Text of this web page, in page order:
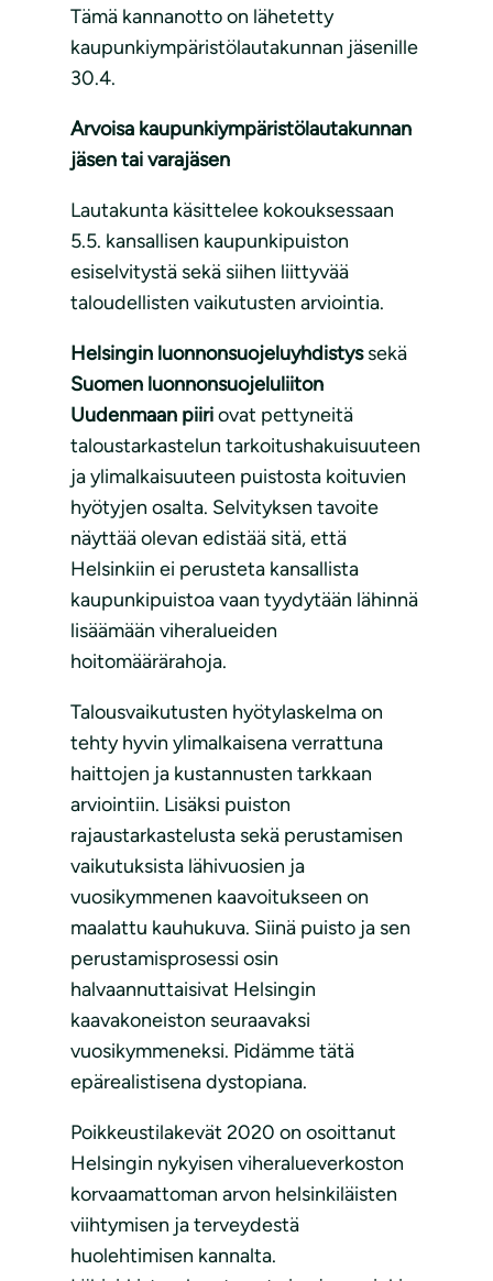
Tämä kannanotto on lähetetty
kaupunkiympäristölautakunnan jäsenille
30.4.
Arvoisa kaupunkiympäristölautakunnan
jäsen tai varajäsen
Lautakunta käsittelee kokouksessaan
5.5. kansallisen kaupunkipuiston
esiselvitystä sekä siihen liittyvää
taloudellisten vaikutusten arviointia.
Helsingin luonnonsuojeluyhdistyssekä
Suomen luonnonsuojeluliiton
Uudenmaan piiriovat pettyneitä
taloustarkastelun tarkoitushakuisuuteen
ja ylimalkaisuuteen puistosta koituvien
hyötyjen osalta. Selvityksen tavoite
näyttää olevan edistää sitä, että
Helsinkiin ei perusteta kansallista
kaupunkipuistoa vaan tyydytään lähinnä
lisäämään viheralueiden
hoitomäärärahoja.
Talousvaikutusten hyötylaskelma on
tehty hyvin ylimalkaisena verrattuna
haittojen ja kustannusten tarkkaan
arviointiin. Lisäksi puiston
rajaustarkastelusta sekä perustamisen
vaikutuksista lähivuosien ja
vuosikymmenen kaavoitukseen on
maalattu kauhukuva. Siinä puisto ja sen
perustamisprosessi osin
halvaannuttaisivat Helsingin
kaavakoneiston seuraavaksi
vuosikymmeneksi. Pidämme tätä
epärealistisena dystopiana.
Poikkeustilakevät 2020 on osoittanut
Helsingin nykyisen viheralueverkoston
korvaamattoman arvon helsinkiläisten
viihtymisen ja terveydestä
huolehtimisen kannalta.